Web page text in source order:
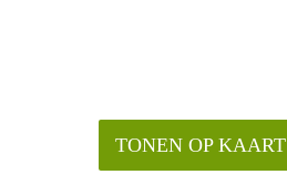
TONEN OP KAART